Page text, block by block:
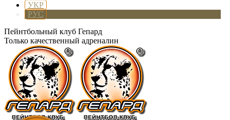
УКР
РУС
Пейнтбольный клуб Гепард
Только качественный адреналин